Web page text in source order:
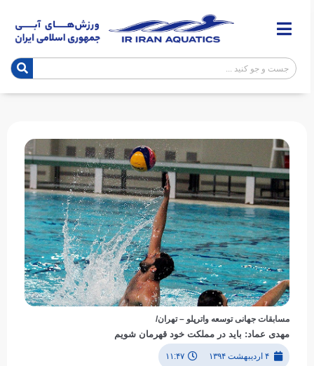
مسابقات جهانی توسعه واترپلو – تهران/
مهدی عماد: باید در مملکت خود قهرمان شویم
۴ اردیبهشت ۱۳۹۴ ۱۱:۴۷